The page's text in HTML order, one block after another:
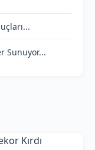
Sunuyor...